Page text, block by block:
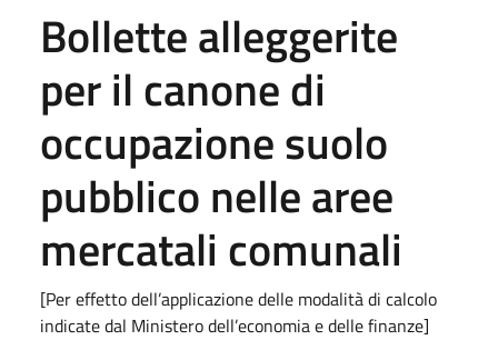
Bollette alleggerite
per il canone di
occupazione suolo
pubblico nelle aree
mercatali comunali
[Per effetto dell’applicazione delle modalità di calcolo
indicate dal Ministero dell’economia e delle finanze]